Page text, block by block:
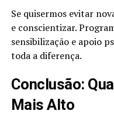
Se quisermos evitar
e conscientizar.
sensibilização e apoio
toda a diferença.
Conclusão:
Mais Alto